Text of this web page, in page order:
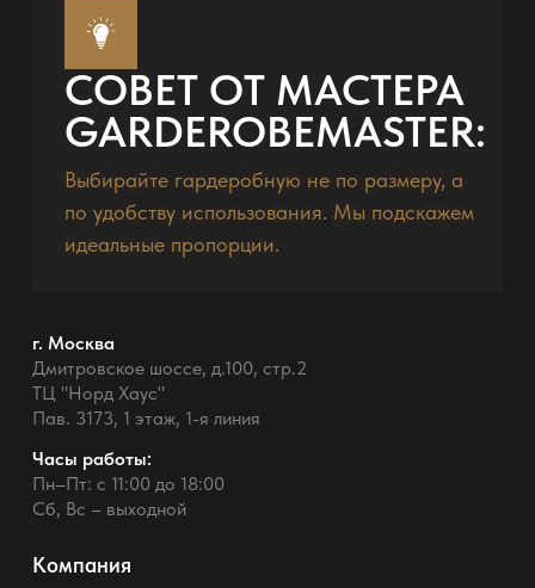
СОВЕТ ОТ МАСТЕРА
GARDEROBEMASTER:
Выбирайте гардеробную не по размеру, а
по удобству использования. Мы подскажем
идеальные пропорции.
г. Москва
Дмитровское шоссе, д.100, стр.2
ТЦ "Норд Хаус"
Пав. 3173, 1 этаж, 1-я линия
Часы работы:
Пн–Пт: с 11:00 до 18:00
Сб, Вс – выходной
Компания